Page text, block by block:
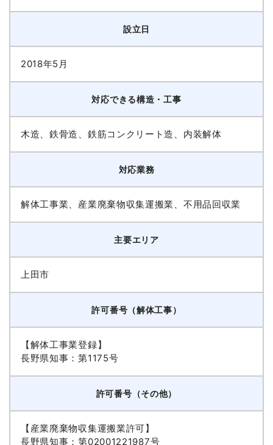
設立日
2018年5月
対応できる構造・工事
木造、鉄骨造、鉄筋コンクリート造、内装解体
対応業務
解体工事業、産業廃棄物収集運搬業、不用品回収業
主要エリア
上田市
許可番号（解体工事）
【解体工事業登録】
長野県知事：第1175号
許可番号（その他）
【産業廃棄物収集運搬業許可】
長野県知事：第02001221987号